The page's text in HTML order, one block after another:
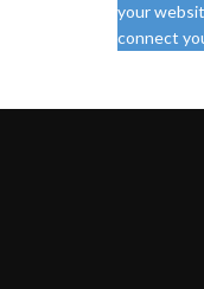
your
connect